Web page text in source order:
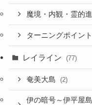
魔境・内観・霊的
ターニングポイン
レイライン (77)
奄美大島 (2)
伊の暗号～伊平屋